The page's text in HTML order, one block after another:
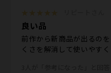
良い品
前作から新商品が出るの
くさを解消して使いやすく